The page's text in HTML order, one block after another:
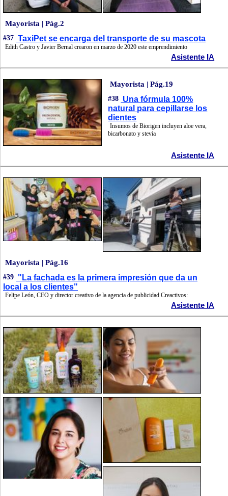
Mayorista | Pág.2
#37 TaxiPet se encarga del transporte de su mascota
Edith Castro y Javier Bernal crearon en marzo de 2020 este emprendimiento
Asistente IA
Mayorista | Pág.19
#38 Una fórmula 100%
natural para cepillarse los
dientes
Insumos de Biorigen incluyen aloe vera,
bicarbonato y stevia
Asistente IA
Mayorista | Pág.16
#39 "La fachada es la primera impresión que da un
local a los clientes"
Felipe León, CEO y director creativo de la agencia de publicidad Creactivos:
Asistente IA